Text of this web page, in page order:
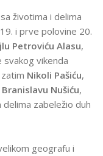
životima i delima
i prve polovine 20.
Petroviću Alasu,
vikenda
Nikoli Pašiću,
Branislavu Nušiću,
zabeležio duh
geografu i